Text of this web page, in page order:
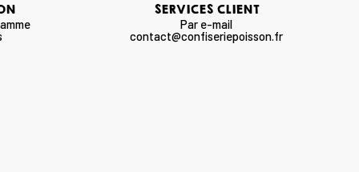
SERVICES CLIENT
Par e-mail
contact@confiseriepoisson.fr